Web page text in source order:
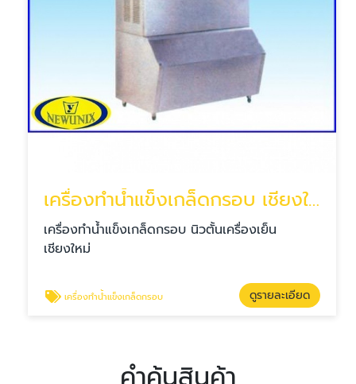
เครื่องทำน้ำแข็งเกล็ดกรอบ เชียงใหม่
เครื่องทำน้ำแข็งเกล็ดกรอบ นิวตั้นเครื่องเย็น
เชียงใหม่
เครื่องทำน้ำแข็งเกล็ดกรอบ ดูรายละเอียด